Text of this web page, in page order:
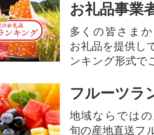
お礼品事業
多くの皆さま
お礼品を提供し
ンキング形式で
フルーツラ
地域ならでは
旬の産地直送フ